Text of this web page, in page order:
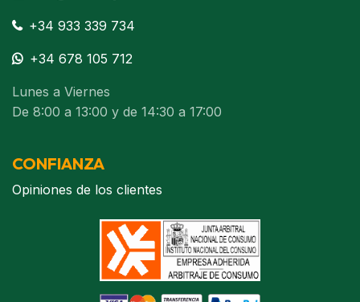
+34 933 339 734
+34 678 105 712
Lunes a Viernes
De 8:00 a 13:00 y de 14:30 a 17:00
CONFIANZA
Opiniones de los clientes